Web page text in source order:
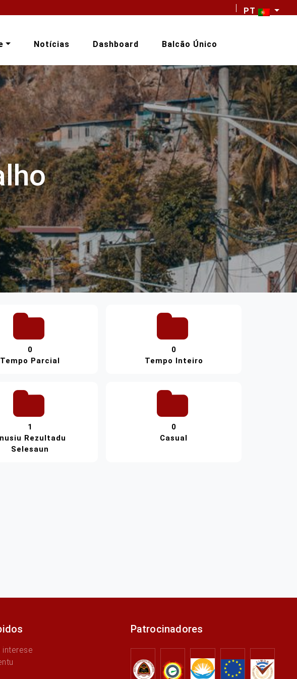
PT
Notícias Dashboard Balcão Único
0
Tempo Parcial
0
Tempo Inteiro
1
Rezultadu
Selesaun
0
Casual
interese
Patrocinadores